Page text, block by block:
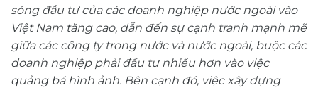
sóng đầu tư của các doanh nghiệp nước ngoài vào
Việt Nam tăng cao, dẫn đến sự cạnh tranh mạnh mẽ
giữa các công ty trong nước và nước ngoài, buộc các
doanh nghiệp phải đầu tư nhiều hơn vào việc
quảng bá hình ảnh. Bên cạnh đó, việc xây dựng